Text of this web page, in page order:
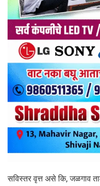
सविस्तर वृत्त असे कि, जळगाव